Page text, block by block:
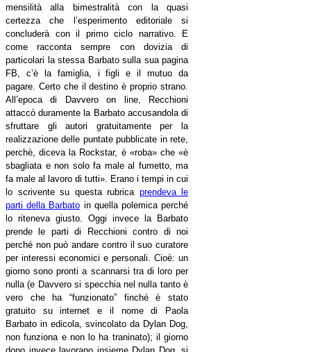
mensilità alla bimestralità con la quasi
certezza che l’esperimento editoriale si
concluderà con il primo ciclo narrativo. E
come racconta sempre con dovizia di
particolari la stessa Barbato sulla sua pagina
FB, c’è la famiglia, i figli e il mutuo da
pagare. Certo che il destino è proprio strano.
All’epoca di Davvero on line, Recchioni
attaccò duramente la Barbato accusandola di
sfruttare gli autori gratuitamente per la
realizzazione delle puntate pubblicate in rete,
perchè, diceva la Rockstar, è «roba» che «è
sbagliata e non solo fa male al fumetto, ma
fa male al lavoro di tutti». Erano i tempi in cui
lo scrivente su questa rubrica prendeva le
parti della Barbato in quella polemica perché
lo riteneva giusto. Oggi invece la Barbato
prende le parti di Recchioni contro di noi
perché non può andare contro il suo curatore
per interessi economici e personali. Cioè: un
giorno sono pronti a scannarsi tra di loro per
nulla (e Davvero si specchia nel nulla tanto è
vero che ha “funzionato” finché è stato
gratuito su internet e il nome di Paola
Barbato in edicola, svincolato da Dylan Dog,
non funziona e non lo ha traninato); il giorno